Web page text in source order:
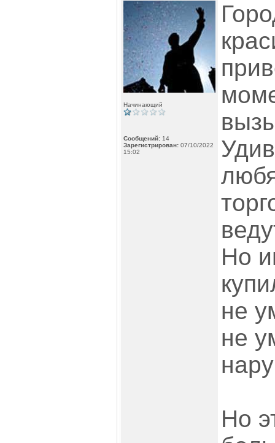
Начинающий
Сообщений: 14
Зарегистрирован: 07/10/2022
15:02
Но
не
не
Но